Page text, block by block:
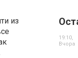
из
19:10,
Вчора